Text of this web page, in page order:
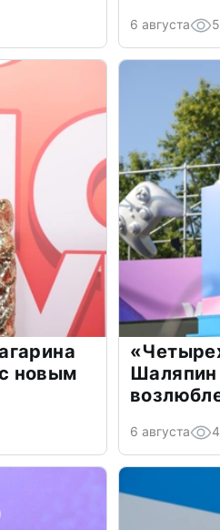
6 августа
новым
Шаляпин
6 августа